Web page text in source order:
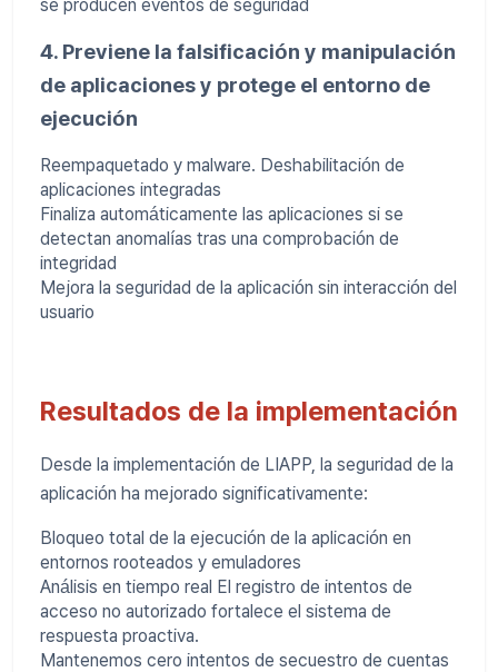
se producen eventos de seguridad
4. Previene la falsificación y manipulación
de aplicaciones y protege el entorno de
ejecución
Reempaquetado y malware. Deshabilitación de
aplicaciones integradas
Finaliza automáticamente las aplicaciones si se
detectan anomalías tras una comprobación de
integridad
Mejora la seguridad de la aplicación sin interacción del
usuario
Resultados de la implementación
Desde la implementación de LIAPP, la seguridad de la
aplicación ha mejorado significativamente:
Bloqueo total de la ejecución de la aplicación en
entornos rooteados y emuladores
Análisis en tiempo real El registro de intentos de
acceso no autorizado fortalece el sistema de
respuesta proactiva.
Mantenemos cero intentos de secuestro de cuentas